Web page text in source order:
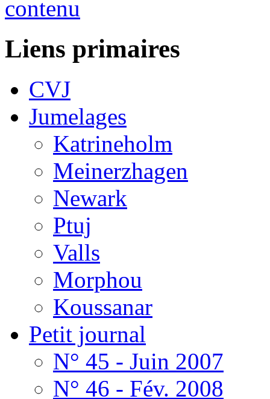
Liens primaires
CVJ
Jumelages
Katrineholm
Meinerzhagen
Newark
Ptuj
Valls
Morphou
Koussanar
Petit journal
N° 45 - Juin 2007
N° 46 - Fév. 2008